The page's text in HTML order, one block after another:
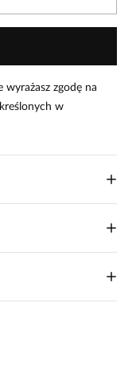
wyrażasz zgodę na
w